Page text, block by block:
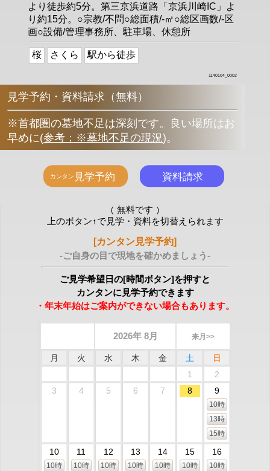
より徒歩約5分。第三京浜道路「京浜川崎IC」よ
り約15分。○宗教/不問○総面積/-㎡○総区画数/-区
画○設備/管理事務所、駐車場、休憩所
桜 さくら 駅から徒歩
1140104_0002
見学予約・資料請求（無料）
※首都圏の墓地不足は深刻です。良い場所はお
早めに(参考：※墓地不足の現況)。
（ 無料です ）
上のボタン↑で見学・資料を切替えられます
[カンタン見学予約]
-ご自身の目で現地を確かめましょう-
ご見学希望日の[時間ボタン]を押すと
カンタンに見学予約できます
・年末年始はご案内ができない場合もあります。
2026年 8月 来月>>
月 火 水 木 金 土
日
1
2
3
4 5 6 7 8 9
10時
13時
15時
10
10時
11
10時
12
10時
13
10時
14
10時
15
10時
16
10時